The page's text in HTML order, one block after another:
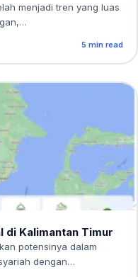
menjadi tren yang luas
5 min read
di Kalimantan Timur
potensinya dalam
dengan